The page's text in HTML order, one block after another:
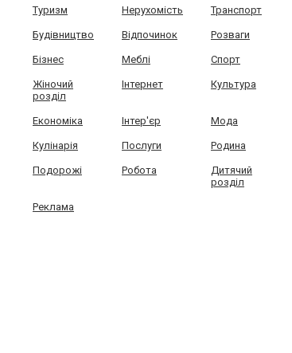
Туризм Нерухомість Транспорт
Будівництво Відпочинок Розваги
Бізнес Меблі Спорт
Жіночий
розділ
Інтернет Культура
Економіка Інтер'єр Мода
Кулінарія Послуги Родина
Подорожі Робота
Дитячий
розділ
Реклама